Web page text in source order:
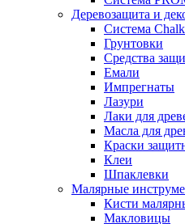
Деревозащита и
Система
Грунтовки
Средства
Емали
Импрегнаты
Лазури
Лаки для
Масла для
Краски
Клеи
Шпаклевки
Малярные
Кисти
Макловицы